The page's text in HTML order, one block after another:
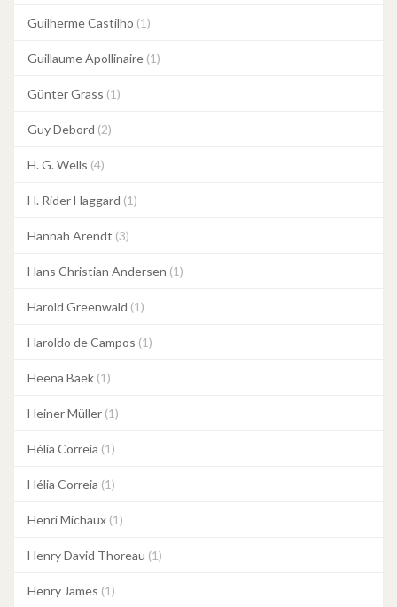
Guilherme Castilho (1)
Guillaume Apollinaire (1)
Günter Grass (1)
Guy Debord (2)
H. G. Wells (4)
H. Rider Haggard (1)
Hannah Arendt (3)
Hans Christian Andersen (1)
Harold Greenwald (1)
Haroldo de Campos (1)
Heena Baek (1)
Heiner Müller (1)
Hélia Correia (1)
Hélia Correia (1)
Henri Michaux (1)
Henry David Thoreau (1)
Henry James (1)